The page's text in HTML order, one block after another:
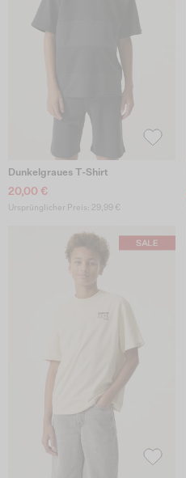
Dunkelgraues T-Shirt
20,00 €
Ursprünglicher Preis: 29,99 €